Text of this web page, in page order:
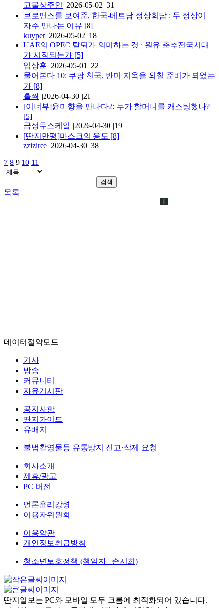
고물상주인 |2026-05-02 |31
브로맨스를 보여준, 한국-베트남 정상회담 : 두 정상이
자주 만나는 이유 [8]
kuyper |2026-05-02 |18
UAE의 OPEC 탈퇴가 의미하는 것 : 원유 춘추전국시대
가 시작되는가 [5]
임상훈 |2026-05-01 |22
물어본다 10: 쿠팡 천국, 반미 지옥을 외칠 준비가 되었는
가 [8]
홀짝 |2026-04-30 |21
[이너뷰]윤미향을 만나다2: 누가 할머니를 캐스팅했나?
[5]
금성무스케잌 |2026-04-30 |19
[딴지만평]마스크의 용도 [8]
zziziree |2026-04-30 |38
7 8 9 10 11
검색
목록
데이터절약모드
기사
방송
커뮤니티
자유게시판
공지사항
딴지가이드
유배지
불법촬영물등 유통방지 신고·삭제 요청
회사소개
제휴/광고
PC 버전
언론윤리강령
이용자위원회
이용약관
개인정보취급방침
청소년보호정책 (책임자 : 손서희)
딴지일보는 PC와 모바일 모두 크롬에 최적화되어 있습니다.